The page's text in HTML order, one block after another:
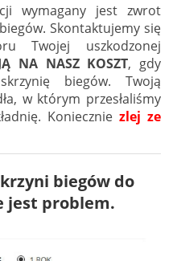
wymagany jest zwrot
Skontaktujemy się
Twojej uszkodzonej
NA NASZ KOSZT, gdy
biegów. Twoją
w którym przesłaliśmy
Koniecznie zlej ze
biegów do
jest problem.